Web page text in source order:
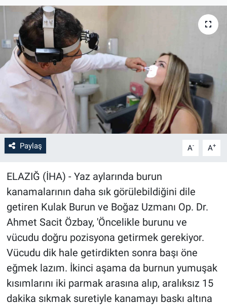
Paylaş A- A+
ELAZIĞ (İHA) - Yaz aylarında burun
kanamalarının daha sık görülebildiğini dile
getiren Kulak Burun ve Boğaz Uzmanı Op. Dr.
Ahmet Sacit Özbay, 'Öncelikle burunu ve
vücudu doğru pozisyona getirmek gerekiyor.
Vücudu dik hale getirdikten sonra başı öne
eğmek lazım. İkinci aşama da burnun yumuşak
kısımlarını iki parmak arasına alıp, aralıksız 15
dakika sıkmak suretiyle kanamayı baskı altına